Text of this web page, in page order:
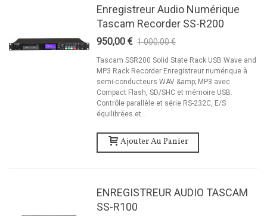
Enregistreur Audio Numérique
Tascam Recorder SS-R200
950,00 € 1 000,00 €
Tascam SSR200 Solid State Rack USB Wave and
MP3 Rack Recorder Enregistreur numérique à
semi-conducteurs WAV &amp; MP3 avec
Compact Flash, SD/SHC et mémoire USB.
Contrôle parallèle et série RS-232C, E/S
équilibrées et...
Ajouter Au Panier
ENREGISTREUR AUDIO TASCAM
SS-R100